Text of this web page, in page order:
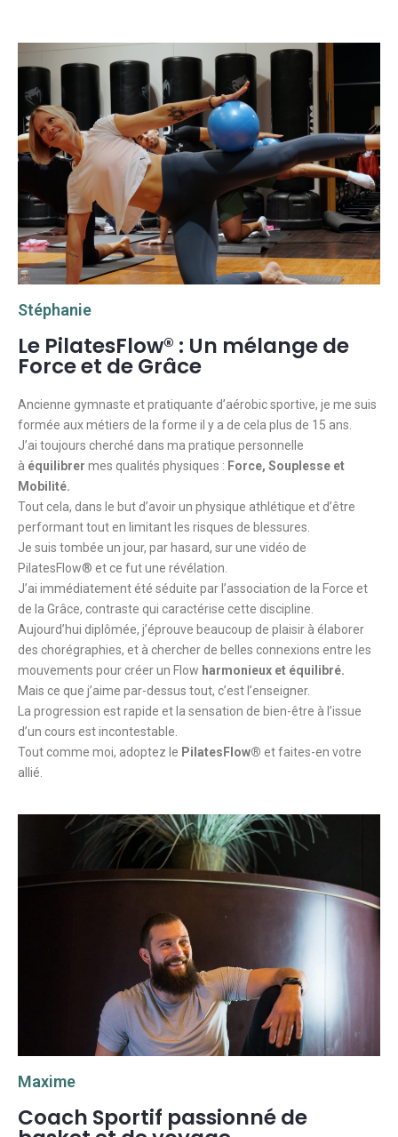
Stéphanie
Le PilatesFlow® : Un mélange de
Force et de Grâce
Ancienne gymnaste et pratiquante d’aérobic sportive, je me suis
formée aux métiers de la forme il y a de cela plus de 15 ans.
J’ai toujours cherché dans ma pratique personnelle
à équilibrer mes qualités physiques : Force, Souplesse et
Mobilité.
Tout cela, dans le but d’avoir un physique athlétique et d’être
performant tout en limitant les risques de blessures.
Je suis tombée un jour, par hasard, sur une vidéo de
PilatesFlow® et ce fut une révélation.
J’ai immédiatement été séduite par l’association de la Force et
de la Grâce, contraste qui caractérise cette discipline.
Aujourd’hui diplômée, j’éprouve beaucoup de plaisir à élaborer
des chorégraphies, et à chercher de belles connexions entre les
mouvements pour créer un Flow harmonieux et équilibré.
Mais ce que j’aime par-dessus tout, c’est l’enseigner.
La progression est rapide et la sensation de bien-être à l’issue
d’un cours est incontestable.
Tout comme moi, adoptez le PilatesFlow® et faites-en votre
allié.
Maxime
Coach Sportif passionné de